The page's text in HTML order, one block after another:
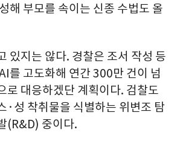
해 부모를 속이는 신종 수법도 올
있지는 않다. 경찰은 조서 작성 등
를 고도화해 연간 300만 건이 넘
로 대응하겠단 계획이다. 검찰도
·성 착취물을 식별하는 위변조 탐
(R&D) 중이다.